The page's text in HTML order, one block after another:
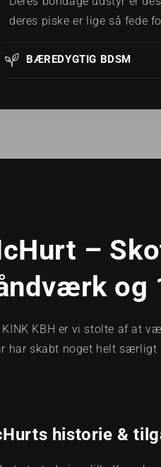
deres piske er lige så fede
BÆREDYGTIG BDSM
–
og
KINK KBH er vi stolte af at
har skabt noget helt særligt
historie &